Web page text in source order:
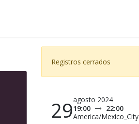
Registros cerrados
29agosto 2024
19:00
22:00
America/Mexico_City